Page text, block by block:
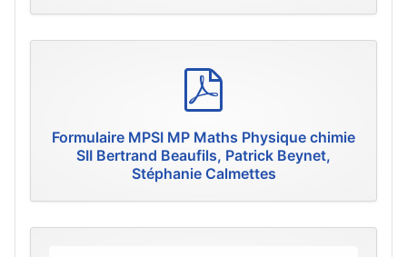
Formulaire MPSI MP Maths Physique chimie
SII Bertrand Beaufils, Patrick Beynet,
Stéphanie Calmettes